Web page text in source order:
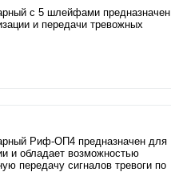
с 5 шлейфами предназначен
и передачи тревожных
Риф-ОП4 предназначен для
и обладает возможностью
передачу сигналов тревоги по